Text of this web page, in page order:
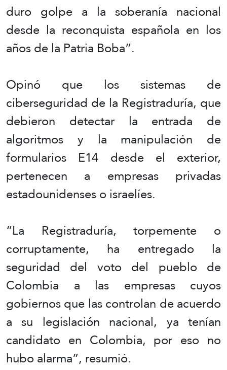
duro golpe a la soberanía nacional
desde la reconquista española en los
años de la Patria Boba”.
Opinó que los sistemas de
ciberseguridad de la Registraduría, que
debieron detectar la entrada de
algoritmos y la manipulación de
formularios E14 desde el exterior,
pertenecen a empresas privadas
estadounidenses o israelíes.
“La Registraduría, torpemente o
corruptamente, ha entregado la
seguridad del voto del pueblo de
Colombia a las empresas cuyos
gobiernos que las controlan de acuerdo
a su legislación nacional, ya tenían
candidato en Colombia, por eso no
hubo alarma”, resumió.